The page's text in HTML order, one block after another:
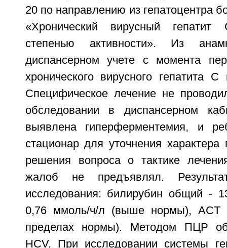
20 по направлению из гепатоцентра
«Хронический вирусный
степенью активности». Из
диспансерном учете с момента
хронического вирусного гепатита
Специфическое лечение не
обследовании в диспансерном
выявлена гиперферментемия, и
стационар для уточнения
решения вопроса о тактике
жалоб не предъявлял.
исследования: билирубин общий -
0,76 ммоль/ч/л (выше нормы), ACT
пределах нормы). Методом ПЦР
HCV. При исследовании системы